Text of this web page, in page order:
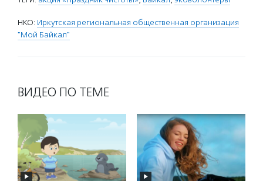
НКО: Иркутская региональная общественная организация
"Мой Байкал"
ВИДЕО ПО ТЕМЕ